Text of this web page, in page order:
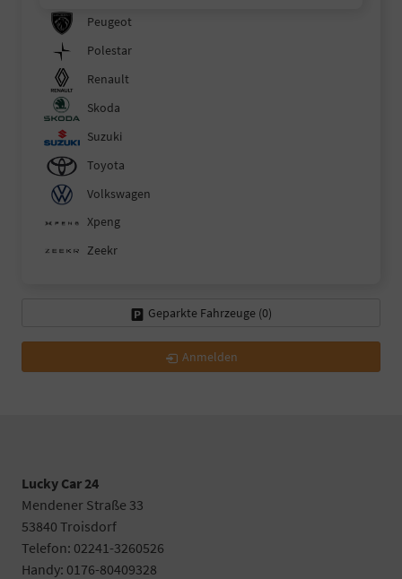
Peugeot
Polestar
Renault
Skoda
Suzuki
Toyota
Volkswagen
Xpeng
Zeekr
Geparkte Fahrzeuge (0)
Anmelden
Lucky Car 24
Mendener Straße 33
53840 Troisdorf
Telefon: 02241-3260526
Handy: 0176-80409328